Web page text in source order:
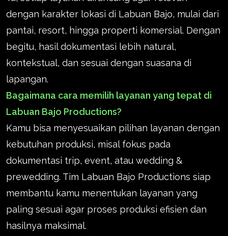
dengan karakter lokasi di Labuan Bajo, mulai dari
pantai, resort, hingga properti komersial. Dengan
begitu, hasil dokumentasi lebih natural,
kontekstual, dan sesuai dengan suasana di
lapangan.
Bagaimana cara memilih layanan yang tepat di
Labuan Bajo Productions?
Kamu bisa menyesuaikan pilihan layanan dengan
kebutuhan produksi, misal fokus pada
dokumentasi trip, event, atau wedding &
prewedding. Tim Labuan Bajo Productions siap
membantu kamu menentukan layanan yang
paling sesuai agar proses produksi efisien dan
hasilnya maksimal.